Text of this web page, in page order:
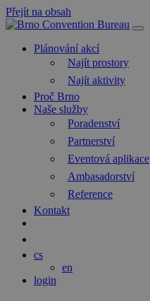
Přejít na obsah
Hlavní
navigace
Plánování akcí
Najít prostory
Najít aktivity
Proč Brno
Naše služby
Poradenství
Partnerství
Eventová aplikace
Ambasadorství
Reference
Kontakt
cs
en
login